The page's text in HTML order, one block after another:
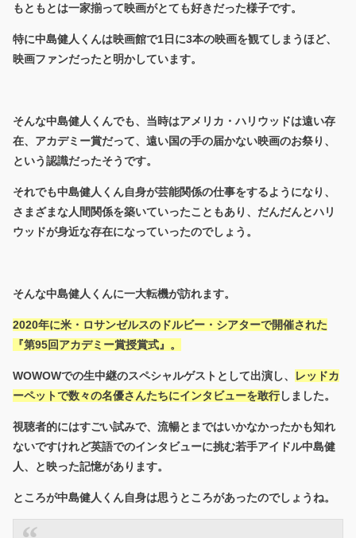
もともとは一家揃って映画がとても好きだった様子です。
特に中島健人くんは映画館で1日に3本の映画を観てしまうほど、
映画ファンだったと明かしています。
そんな中島健人くんでも、当時はアメリカ・ハリウッドは遠い存
在、アカデミー賞だって、遠い国の手の届かない映画のお祭り、
という認識だったそうです。
それでも中島健人くん自身が芸能関係の仕事をするようになり、
さまざまな人間関係を築いていったこともあり、だんだんとハリ
ウッドが身近な存在になっていったのでしょう。
そんな中島健人くんに一大転機が訪れます。
2020年に米・ロサンゼルスのドルビー・シアターで開催された
『第95回アカデミー賞授賞式』。
WOWOWでの生中継のスペシャルゲストとして出演し、
レッドカ
ーペットで数々の名優さんたちにインタビューを敢行しました。
視聴者的にはすごい試みで、流暢とまではいかなかったかも知れ
ないですけれど英語でのインタビューに挑む若手アイドル中島健
人、と映った記憶があります。
ところが中島健人くん自身は思うところがあったのでしょうね。